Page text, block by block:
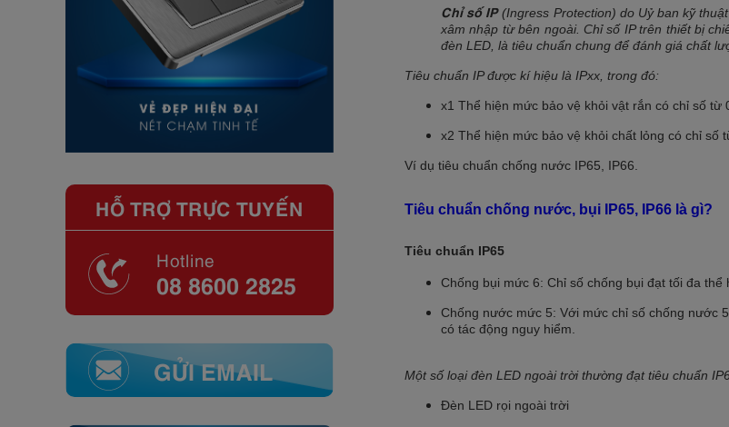
HỖ TRỢ TRỰC TUYẾN
Hotline
08 8600 2825
GỬI EMAIL
Chỉ số IP(Ingress Protection) do Uỷ ban kỹ
xâm nhập từ bên ngoài. Chỉ số IP trên thiết bị
đèn LED, là tiêu chuẩn chung để đánh giá chất
Tiêu chuẩn IP được kí hiệu là IPxx, trong đó:
x1 Thể hiện mức bảo vệ khỏi vật rắn có chỉ số từ
x2 Thể hiện mức bảo vệ khỏi chất lỏng có chỉ số
Ví dụ tiêu chuẩn chống nước IP65, IP66.
Tiêu chuẩn chống nước, bụi IP65, IP66 là gì?
Tiêu chuẩn IP65
Chống bụi mức 6: Chỉ số chống bụi đạt tối đa
Chống nước mức 5: Với mức chỉ số chống nước
có tác động nguy hiểm.
Một số loại đèn LED ngoài trời thường đạt tiêu chuẩn
Đèn LED rọi ngoài trời